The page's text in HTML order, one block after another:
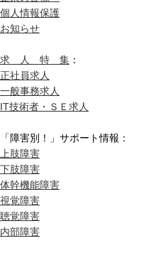
個人情報保護
お知らせ
求 人 特 集 ：
正社員求人
一般事務求人
IT技術者・ＳＥ求人
「障害別！」サポート情報：
上肢障害
下肢障害
体幹機能障害
視覚障害
聴覚障害
内部障害